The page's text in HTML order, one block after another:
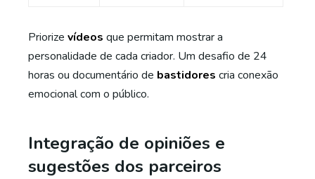
Priorize vídeos que permitam mostrar a
personalidade de cada criador. Um desafio de 24
horas ou documentário de bastidores cria conexão
emocional com o público.
Integração de opiniões e
sugestões dos parceiros